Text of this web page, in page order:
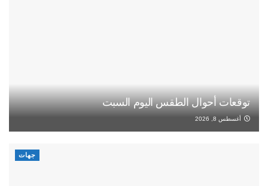
توقعات أحوال الطقس اليوم السبت
أغسطس 8, 2026
جهات